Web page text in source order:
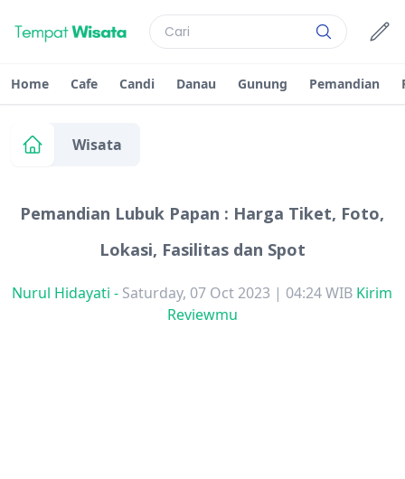
Home Cafe Candi Danau Gunung Pemandian
Wisata
Pemandian Lubuk Papan : Harga Tiket, Foto,
Lokasi, Fasilitas dan Spot
Nurul Hidayati - Saturday, 07 Oct 2023 | 04:24 WIB Kirim
Reviewmu